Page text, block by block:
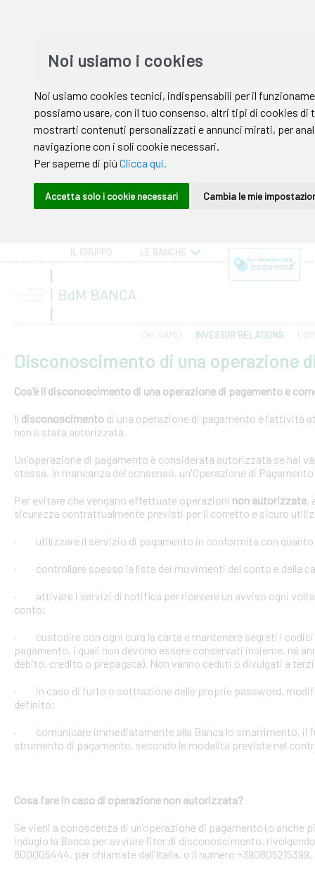
IL GRUPPO LE BANCHE
CHI SIAMO INVESTOR RELATIONS
Disconoscimento di una operazione
Cos’è il disconoscimento di una operazione di pagamento e
Il disconoscimento di una operazione di pagamento è l’attività
non è stata autorizzata.
Un'operazione di pagamento è considerata autorizzata se hai
stessa. In mancanza del consenso, un'Operazione di
Per evitare che vengano effettuate operazioni non autorizzate,
sicurezza contrattualmente previsti per il corretto e sicuro
· utilizzare il servizio di pagamento in conformità con
· controllare spesso la lista dei movimenti del conto e della
· attivare i servizi di notifica per ricevere un avviso ogni
conto;
· custodire con ogni cura la carta e mantenere segreti i
pagamento, i quali non devono essere conservati insieme, né
debito, credito o prepagata). Non vanno ceduti o divulgati a
· in caso di furto o sottrazione delle proprie password,
definito;
· comunicare immediatamente alla Banca lo smarrimento, il
strumento di pagamento, secondo le modalità previste nel
Cosa fare in caso di operazione non autorizzata?
Se vieni a conoscenza di un’operazione di pagamento (o
indugio la Banca per avviare l’iter di disconoscimento,
800005444, per chiamate dall’Italia, o il numero